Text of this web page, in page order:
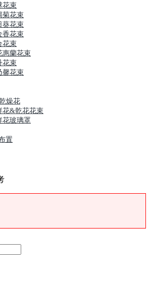
花束
菊花束
葵花束
香花束
花束
惠蘭花束
花束
馨花束
燥花
花&乾花花束
花玻璃罩
置
Bouquet)
,鮮花材屬自然產物,每枝都有其獨特的
花及葉亦會受季節及市場供貨而有所調